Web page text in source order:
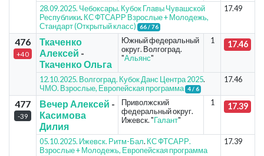
28.09.2025. Чебоксары. Кубок Главы Чувашской
Республики. КС ФТСАРР Взрослые + Молодежь,
Стандарт (Открытый класс)
66 / 76
17.49
476
+40
Ткаченко
Алексей -
Ткаченко Ольга
Южный федеральный
округ. Волгоград.
"Альянс"
1 17.46
12.10.2025. Волгоград. Кубок Данс Центра 2025.
ЧМО. Взрослые, Европейская программа 4 / 6
17.46
477
-39
Вечер Алексей -
Касимова
Дилия
Приволжский
федеральный округ.
Ижевск. "Галант"
1 17.39
05.10.2025. Ижевск. Ритм-Бал. КС ФТСАРР.
Взрослые + Молодежь, Европейская программа
17.39